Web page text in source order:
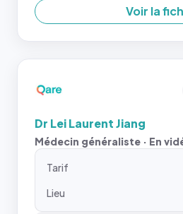
Voir la
Dr Lei Laurent Jiang
Médecin généraliste · En
Tarif
Lieu